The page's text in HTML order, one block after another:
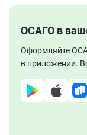
ОСАГО в
Оформляйте
в приложении.